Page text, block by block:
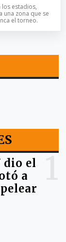
los estadios,
una zona que se
el torneo.
dio el
a